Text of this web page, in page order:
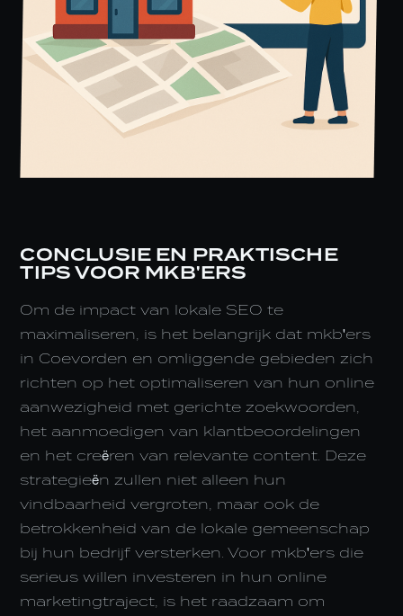
CONCLUSIE EN PRAKTISCHE
TIPS VOOR MKB'ERS
Om de impact van lokale SEO te
maximaliseren, is het belangrijk dat mkb'ers
in Coevorden en omliggende gebieden zich
richten op het optimaliseren van hun online
aanwezigheid met gerichte zoekwoorden,
het aanmoedigen van klantbeoordelingen
en het creëren van relevante content. Deze
strategieën zullen niet alleen hun
vindbaarheid vergroten, maar ook de
betrokkenheid van de lokale gemeenschap
bij hun bedrijf versterken. Voor mkb'ers die
serieus willen investeren in hun online
marketingtraject, is het raadzaam om